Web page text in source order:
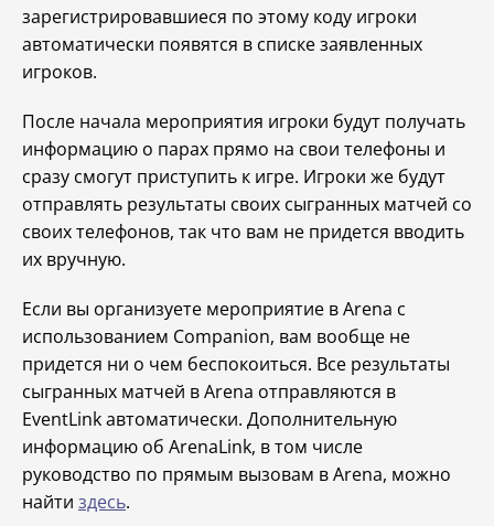
зарегистрировавшиеся по этому коду игроки
автоматически появятся в списке заявленных
игроков.
После начала мероприятия игроки будут получать
информацию о парах прямо на свои телефоны и
сразу смогут приступить к игре. Игроки же будут
отправлять результаты своих сыгранных матчей со
своих телефонов, так что вам не придется вводить
их вручную.
Если вы организуете мероприятие в Arena с
использованием Companion, вам вообще не
придется ни о чем беспокоиться. Все результаты
сыгранных матчей в Arena отправляются в
EventLink автоматически. Дополнительную
информацию об ArenaLink, в том числе
руководство по прямым вызовам в Arena, можно
найти здесь.